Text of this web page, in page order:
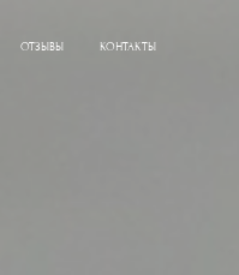
ОТЗЫВЫ КОНТАКТЫ